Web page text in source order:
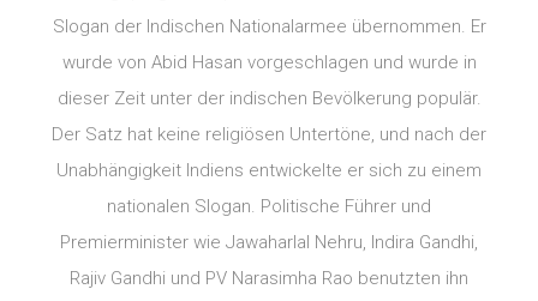
Slogan der Indischen Nationalarmee übernommen. Er
wurde von Abid Hasan vorgeschlagen und wurde in
dieser Zeit unter der indischen Bevölkerung populär.
Der Satz hat keine religiösen Untertöne, und nach der
Unabhängigkeit Indiens entwickelte er sich zu einem
nationalen Slogan. Politische Führer und
Premierminister wie Jawaharlal Nehru, Indira Gandhi,
Rajiv Gandhi und PV Narasimha Rao benutzten ihn